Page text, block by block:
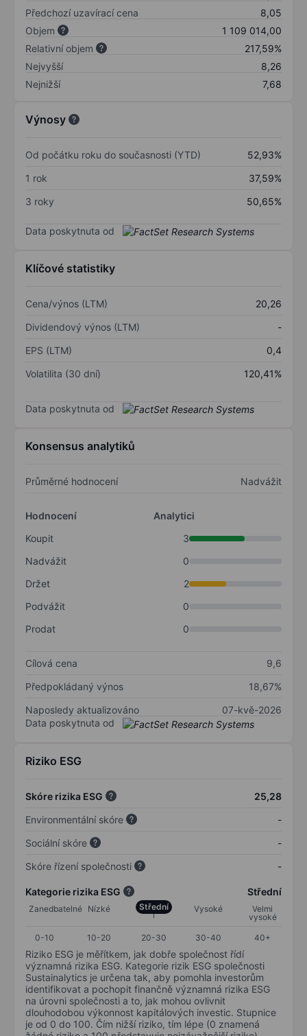
Předchozí uzavírací cena
8,05
Objem
1 109 014,00
Relativní objem
217,59%
Nejvyšší
8,26
Nejnižší
7,68
Výnosy
Od počátku roku do současnosti (YTD)
52,93%
1 rok
37,59%
3 roky
50,65%
Data poskytnuta od
Klíčové statistiky
Cena/výnos (LTM)
20,26
Dividendový výnos (LTM)
-
EPS (LTM)
0,4
Volatilita (30 dní)
120,41%
Data poskytnuta od
Konsensus analytiků
Průměrné hodnocení Nadvážit
Hodnocení
Analytici
Koupit
3
Nadvážit
0
Držet
2
Podvážit
0
Prodat
0
Cílová cena
9,6
Předpokládaný výnos
18,67%
Naposledy aktualizováno
07-kvě-2026
Data poskytnuta od
Riziko ESG
Skóre rizika ESG
25,28
Environmentální skóre
-
Sociální skóre
-
Skóre řízení společnosti
-
Kategorie rizika ESG Střední
Zanedbatelné Nízké Střední Vysoké
Velmi
vysoké
0-10
10-20 20-30 30-40 40+
Riziko ESG je měřítkem, jak dobře společnost řídí
významná rizika ESG. Kategorie rizik ESG společnosti
Sustainalytics je určena tak, aby pomohla investorům
identifikovat a pochopit finančně významná rizika ESG
na úrovni společnosti a to, jak mohou ovlivnit
dlouhodobou výkonnost kapitálových investic. Stupnice
je od 0 do 100. Čím nižší riziko, tím lépe (0 znamená